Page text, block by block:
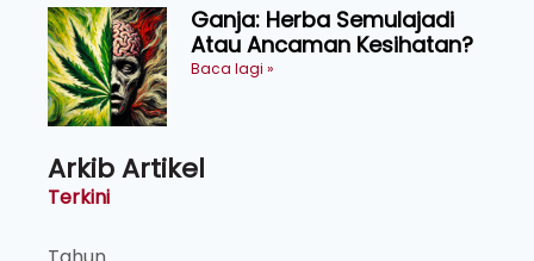
Ganja: Herba Semulajadi
Atau Ancaman Kesihatan?
Baca lagi »
Arkib Artikel
Terkini